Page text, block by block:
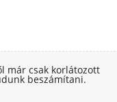
már csak korlátozott
beszámítani.